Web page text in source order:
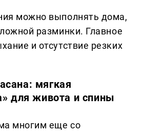
можно выполнять дома,
разминки. Главное
и отсутствие резких
мягкая
для живота и спины
многим еще со